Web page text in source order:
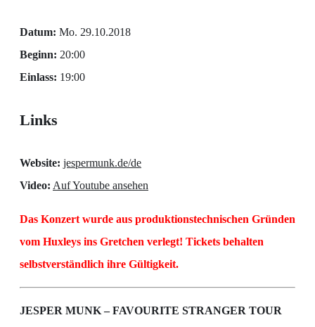
Datum: Mo. 29.10.2018
Beginn: 20:00
Einlass: 19:00
Links
Website: jespermunk.de/de
Video: Auf Youtube ansehen
Das Konzert wurde aus produktionstechnischen Gründen
vom Huxleys ins Gretchen verlegt! Tickets behalten
selbstverständlich ihre Gültigkeit.
JESPER MUNK – FAVOURITE STRANGER TOUR